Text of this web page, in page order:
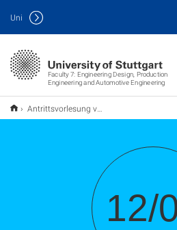
Faculty 7: Engineering Design, Production
Engineering and Automotive Engineering
Uni
Antrittsvorlesung von Prof. Dr.-Ing. André Casal Kulzer
12/